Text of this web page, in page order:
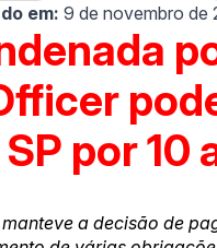
em: 9 de novembro de
por 10
manteve a decisão de